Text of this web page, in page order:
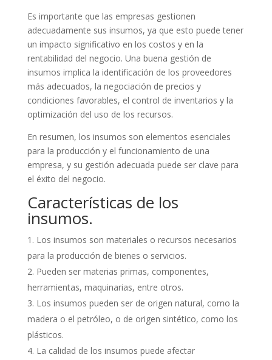
Es importante que las empresas gestionen
adecuadamente sus insumos, ya que esto puede tener
un impacto significativo en los costos y en la
rentabilidad del negocio. Una buena gestión de
insumos implica la identificación de los proveedores
más adecuados, la negociación de precios y
condiciones favorables, el control de inventarios y la
optimización del uso de los recursos.
En resumen, los insumos son elementos esenciales
para la producción y el funcionamiento de una
empresa, y su gestión adecuada puede ser clave para
el éxito del negocio.
Características de los
insumos.
Los insumos son materiales o recursos necesarios
para la producción de bienes o servicios.
Pueden ser materias primas, componentes,
herramientas, maquinarias, entre otros.
Los insumos pueden ser de origen natural, como la
madera o el petróleo, o de origen sintético, como los
plásticos.
La calidad de los insumos puede afectar